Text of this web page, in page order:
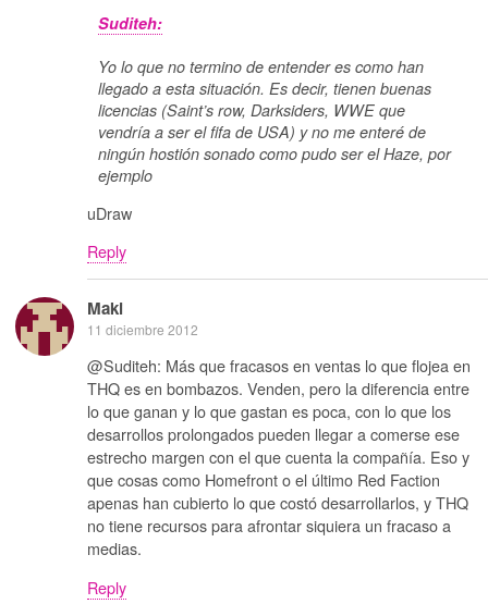
Suditeh:
Yo lo que no termino de entender es como han
llegado a esta situación. Es decir, tienen buenas
licencias (Saint’s row, Darksiders, WWE que
vendría a ser el fifa de USA) y no me enteré de
ningún hostión sonado como pudo ser el Haze, por
ejemplo
uDraw
Reply
Maki
11 diciembre 2012
@Suditeh: Más que fracasos en ventas lo que flojea en
THQ es en bombazos. Venden, pero la diferencia entre
lo que ganan y lo que gastan es poca, con lo que los
desarrollos prolongados pueden llegar a comerse ese
estrecho margen con el que cuenta la compañía. Eso y
que cosas como Homefront o el último Red Faction
apenas han cubierto lo que costó desarrollarlos, y THQ
no tiene recursos para afrontar siquiera un fracaso a
medias.
Reply